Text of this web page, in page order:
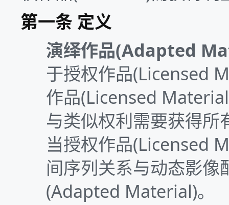
第一条 定义
演绎作品(Adapted
于授权作品(Licensed
作品(Licensed
与类似权利需要获得
当授权作品(Licensed
间序列关系与动态影
(Adapted Material)。